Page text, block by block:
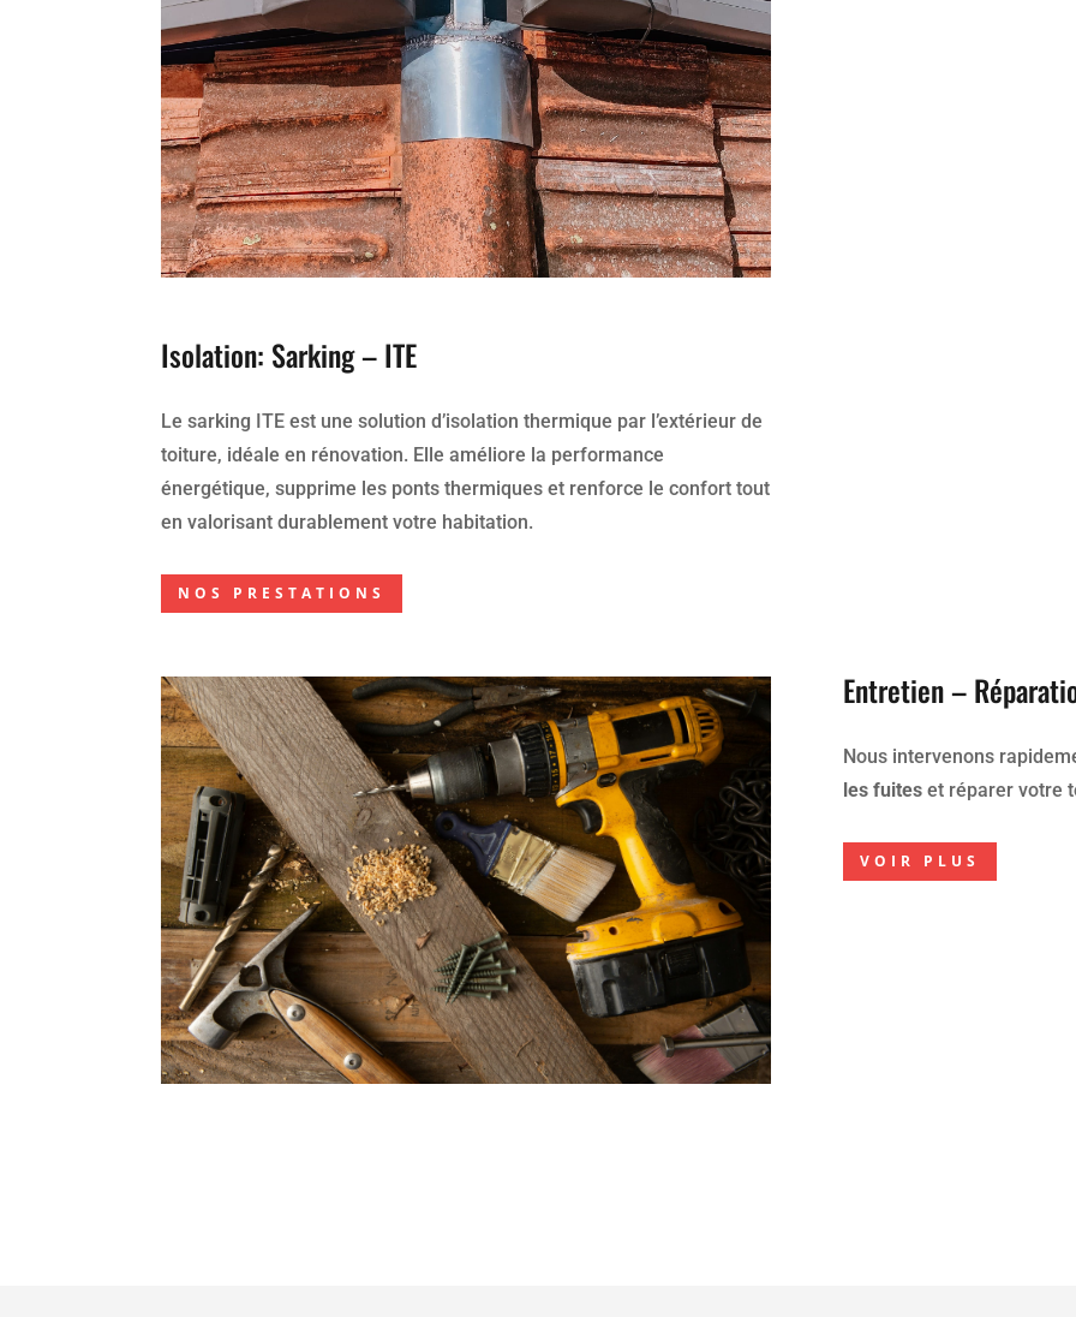
Isolation: Sarking – ITE
Le sarking ITE est une solution d’isolation thermique par l’extérieur de
toiture, idéale en rénovation. Elle améliore la performance
énergétique, supprime les ponts thermiques et renforce le confort tout
en valorisant durablement votre habitation.
NOS PRESTATIONS
Entretien –
Nous intervenons
les fuiteset réparer votre
VOIR PLUS